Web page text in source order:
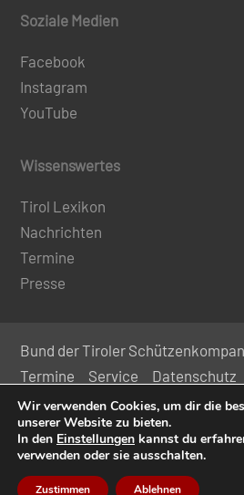
Soziale Medien
Facebook
Instagram
YouTube
Wissenswertes
Tirol Lexikon
Nachrichten
Termine
Presse
Bund der Tiroler
Termine
Service Datenschutz
Kontakt
© 2024 Bund der Tiroler
Wir verwenden Cookies, um dir die
unserer Website zu bieten.
In den Einstellungen kannst du
verwenden oder sie ausschalten.
Zustimmen Ablehnen